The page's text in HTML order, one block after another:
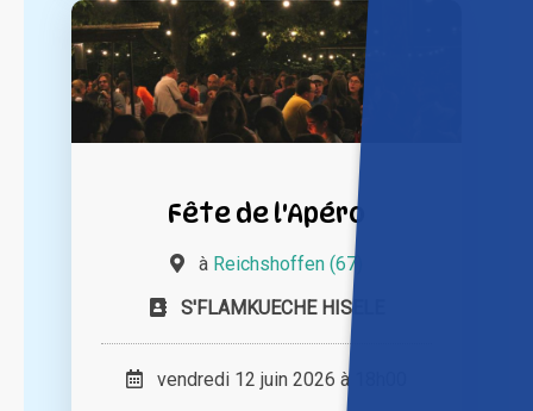
Fête de l'Apéro
à Reichshoffen (67)
S'FLAMKUECHE HISELE
vendredi 12 juin 2026 à 18h00